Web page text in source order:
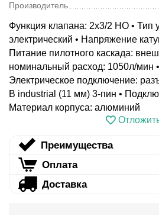
Производитель
Функция клапана: 2x3/2 НО • Тип
электрический • Напряжение
Питание пилотного каскада:
номинальный расход: 1050л/мин
Электрическое подключение:
B industrial (11 мм) 3-пин •
Материал корпуса: алюминий
Преимущества
Оплата
Доставка